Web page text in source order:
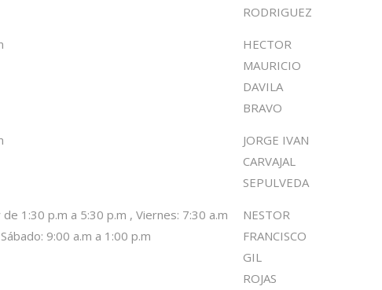
RODRIGUEZ
HECTOR
MAURICIO
DAVILA
BRAVO
JORGE IVAN
CARVAJAL
SEPULVEDA
1:30 p.m a 5:30 p.m , Viernes: 7:30 a.m
9:00 a.m a 1:00 p.m
NESTOR
FRANCISCO
GIL
ROJAS